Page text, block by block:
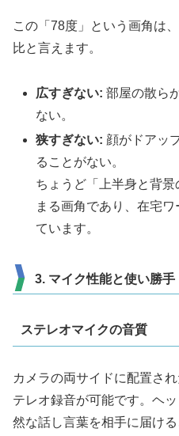
この「78度」という画角は
比と言えます。
広すぎない: 部屋の散ら
ない。
狭すぎない: 顔がドアッ
ることがない。
ちょうど「上半身と背
まる画角であり、在宅
ています。
3. マイク性能と使い勝手
ステレオマイクの音質
カメラの両サイドに配置さ
テレオ録音が可能です。ヘ
然な話し言葉を相手に届ける